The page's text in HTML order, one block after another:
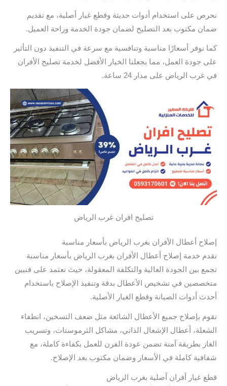
نحرص على استخدام أدوات حديثة وقطع غيار أصلية، مع تقديم
ضمان مكتوب بعد التصليح لضمان جودة الخدمة وراحة العميل.
كما نوفر أسعارًا مناسبة وتنافسية مع سرعة في التنفيذ دون التأثير
على جودة العمل، مما يجعلنا الخيار الأفضل لخدمة تصليح الأفران
في غرب الرياض على مدار 24 ساعة.
تصليح افران غرب الرياض
إصلاح أعطال الأفران بغرب الرياض بأسعار مناسبة
نقدم خدمة إصلاح أعطال الأفران بغرب الرياض بأسعار مناسبة
تجمع بين الجودة العالية والتكلفة المعقولة، حيث نعتمد على فنيين
متخصصين في تشخيص الأعطال بدقة وتنفيذ الإصلاح باستخدام
أحدث أدوات الصيانة وقطع الغيار الأصلية.
نقوم بإصلاح جميع الأعطال الشائعة مثل ضعف التسخين، انطفاء
الشعلة، أعطال الإشعال الذاتي، مشاكل الثرموستات، وتسريب
الغاز بطريقة آمنة تضمن عودة الفرن للعمل بكفاءة كاملة، مع
شفافية كاملة في الأسعار وضمان مكتوب بعد الإصلاح.
قطع غيار أفران أصلية بغرب الرياض